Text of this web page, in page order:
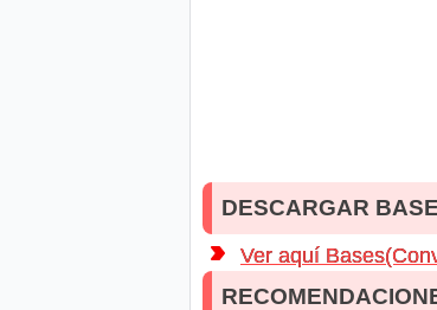
DESCARGAR
Ver aquí